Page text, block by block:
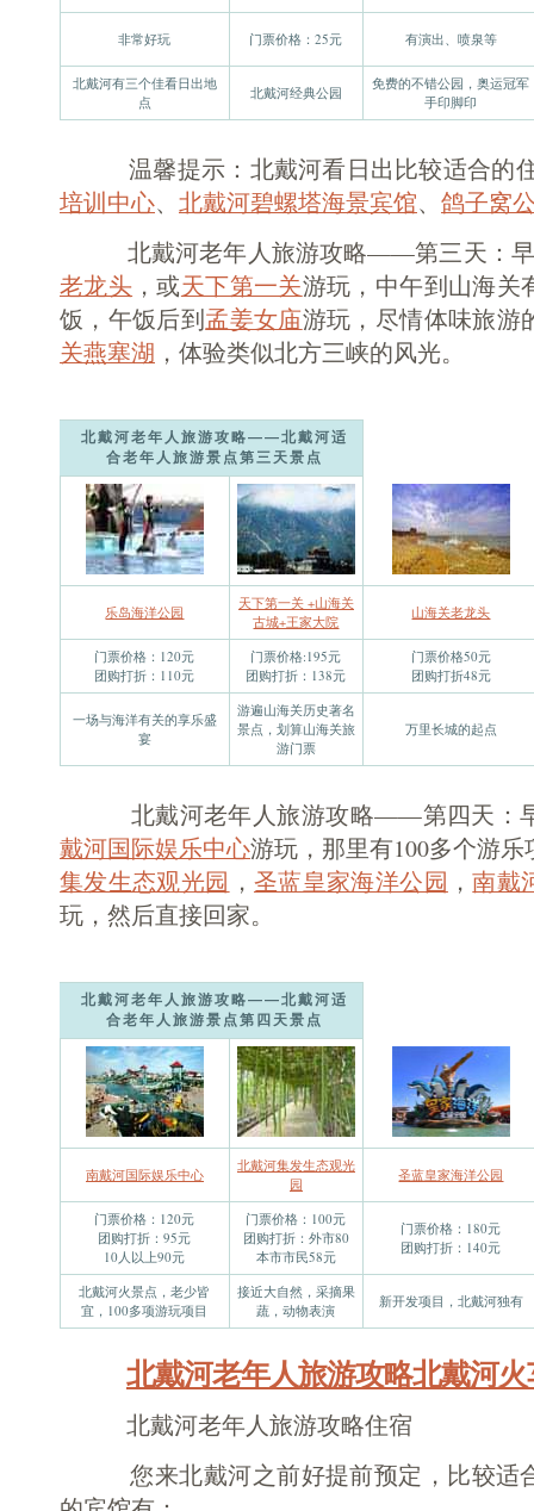
非常好玩 门票价格：25元 有演出、喷泉等
北戴河有三个佳看日出地
点
北戴河经典公园
免费的不错公园，奥运冠军
手印脚印
温馨提示：北戴河看日出比较适合的
培训中心、 北戴河碧螺塔海景宾馆、 鸽子窝
北戴河老年人旅游攻略——第三天：早
老龙头 ，或天下第一关游玩，中午到山海关
饭，午饭后到孟姜女庙游玩，尽情体味旅游
关燕塞湖 ，体验类似北方三峡的风光。
北戴河老年人旅游攻略——北戴河适
合老年人旅游景点第三天景点
乐岛海洋公园
天下第一关 +山海关
古城+王家大院
山海关老龙头
门票价格：120元
团购打折：110元
门票价格:195元
团购打折：138元
门票价格50元
团购打折48元
一场与海洋有关的享乐盛
宴
游遍山海关历史著名
景点，划算山海关旅
游门票
万里长城的起点
北戴河老年人旅游攻略——第四天：早
戴河国际娱乐中心游玩，那里有100多个游
集发生态观光园 ， 圣蓝皇家海洋公园 ，南戴
玩，然后直接回家。
北戴河老年人旅游攻略——北戴河适
合老年人旅游景点第四天景点
南戴河国际娱乐中心
北戴河集发生态观光
园
圣蓝皇家海洋公园
门票价格：120元
团购打折：95元
10人以上90元
门票价格：100元
团购打折：外市80
本市市民58元
门票价格：180元
团购打折：140元
北戴河火景点，老少皆
宜，100多项游玩项目
接近大自然，采摘果
蔬，动物表演
新开发项目，北戴河独有
北戴河老年人旅游攻略北戴河
北戴河老年人旅游攻略住宿
您来北戴河之前好提前预定，比较适